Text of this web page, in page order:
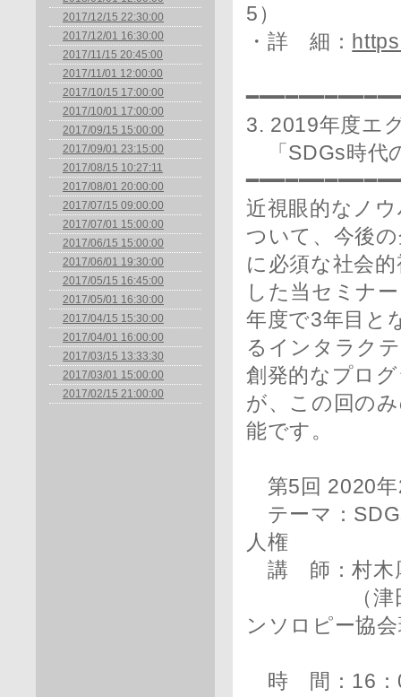
2017/12/15 22:30:00
2017/12/01 16:30:00
2017/11/15 20:45:00
2017/11/01 12:00:00
2017/10/15 17:00:00
2017/10/01 17:00:00
2017/09/15 15:00:00
2017/09/01 23:15:00
2017/08/15 10:27:11
2017/08/01 20:00:00
2017/07/15 09:00:00
2017/07/01 15:00:00
2017/06/15 15:00:00
2017/06/01 19:30:00
2017/05/15 16:45:00
2017/05/01 16:30:00
2017/04/15 15:30:00
2017/04/01 16:00:00
2017/03/15 13:33:30
2017/03/01 15:00:00
2017/02/15 21:00:00
5）
・詳 細：
3. 2019年度エ
「SDGs時代
近視眼的なノ
ついて、今後
に必須な社会
した当セミナ
年度で3年目と
るインタラク
創発的なプロ
が、この回の
能です。
第5回 2020年
テーマ：
人権
講 師：村木
（津田塾大
ンソロピー協
時 間：16：